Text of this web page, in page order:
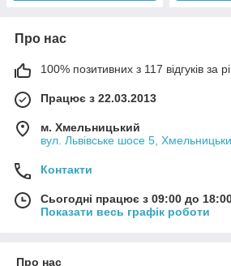
Про нас
100% позитивних з 117 відгуків за
Працює з 22.03.2013
м. Хмельницький
вул. Львівське шосе 5,
Контакти
Сьогодні працює з 09:00 до
Показати весь графік роботи
Про нас